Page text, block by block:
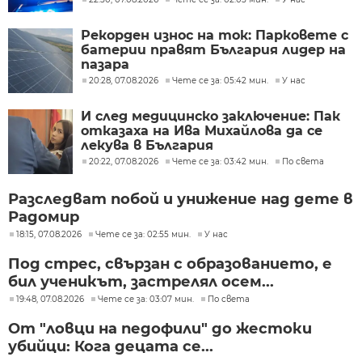
Рекорден износ на ток: Парковете с
батерии правят България лидер на
пазара
20:28, 07.08.2026 Чете се за: 05:42 мин. У нас
И след медицинско заключение: Пак
отказаха на Ива Михайлова да се
лекува в България
20:22, 07.08.2026 Чете се за: 03:42 мин. По света
Разследват побой и унижение над дете в
Радомир
18:15, 07.08.2026 Чете се за: 02:55 мин. У нас
Под стрес, свързан с образованието, е
бил ученикът, застрелял осем...
19:48, 07.08.2026 Чете се за: 03:07 мин. По света
От "ловци на педофили" до жестоки
убийци: Кога децата се...